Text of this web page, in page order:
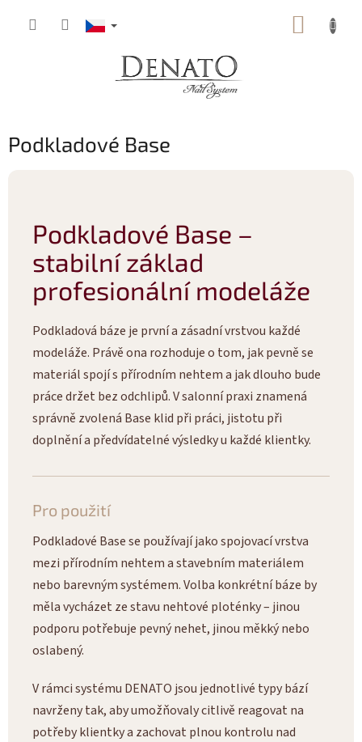
Podkladové Base
Podkladové Base –
stabilní základ
profesionální modeláže
Podkladová báze je první a zásadní vrstvou každé
modeláže. Právě ona rozhoduje o tom, jak pevně se
materiál spojí s přírodním nehtem a jak dlouho bude
práce držet bez odchlipů. V salonní praxi znamená
správně zvolená Base klid při práci, jistotu při
doplnění a předvídatelné výsledky u každé klientky.
Pro použití
Podkladové Base se používají jako spojovací vrstva
mezi přírodním nehtem a stavebním materiálem
nebo barevným systémem. Volba konkrétní báze by
měla vycházet ze stavu nehtové ploténky – jinou
podporu potřebuje pevný nehet, jinou měkký nebo
oslabený.
V rámci systému DENATO jsou jednotlivé typy bází
navrženy tak, aby umožňovaly citlivě reagovat na
potřeby klientky a zachovat plnou kontrolu nad